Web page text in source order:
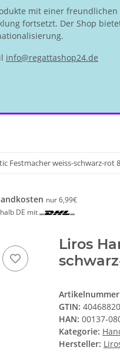
mit einer
fortsetzt. Der Shop
info@regattashop24.de
Festmacher weiss-schwarz-rot
nur 6,99€
DE mit
Liros
GTIN:
HAN: 00137-
Kategorie:
Hersteller: